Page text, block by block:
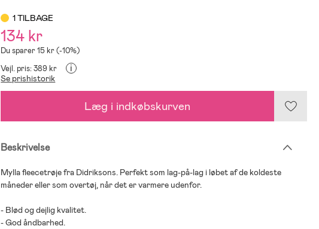
1 TILBAGE
134 kr
Du sparer 15 kr (-10%)
Vejl. pris: 389 kr
i
Se prishistorik
Læg i indkøbskurven
Beskrivelse
Mylla fleecetrøje fra Didriksons. Perfekt som lag-på-lag i løbet af de koldeste
måneder eller som overtøj, når det er varmere udenfor.
- Blød og dejlig kvalitet.
- God åndbarhed.